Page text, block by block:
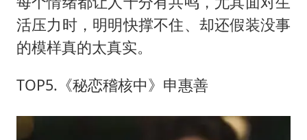
活压力时，明明快撑不住、却还假装没事
的模样真的太真实。
TOP5.《秘恋稽核中》申惠善